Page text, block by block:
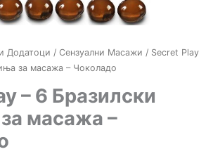
Додатоци / Сензуални Масажи / Secret Play
за масажа – Чоколадо
– 6 Бразилски
масажа –